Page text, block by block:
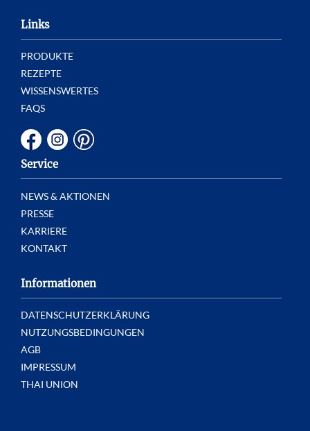
Links
PRODUKTE
REZEPTE
WISSENSWERTES
FAQS
Service
NEWS & AKTIONEN
PRESSE
KARRIERE
KONTAKT
Informationen
DATENSCHUTZERKLÄRUNG
NUTZUNGSBEDINGUNGEN
AGB
IMPRESSUM
THAI UNION